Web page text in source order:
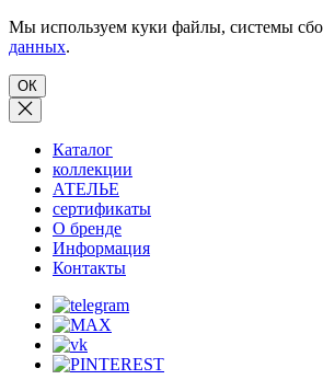
Мы используем куки файлы, системы
данных.
ОК
Каталог
коллекции
АТЕЛЬЕ
сертификаты
О бренде
Информация
Контакты